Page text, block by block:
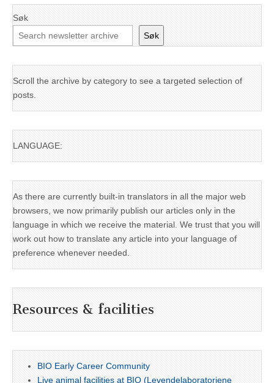
Søk
Søk
Scroll the archive by category to see a targeted selection of
posts.
LANGUAGE:
As there are currently built-in translators in all the major web
browsers, we now primarily publish our articles only in the
language in which we receive the material. We trust that you will
work out how to translate any article into your language of
preference whenever needed.
Resources & facilities
BIO Early Career Community
Live animal facilities at BIO (Levendelaboratoriene